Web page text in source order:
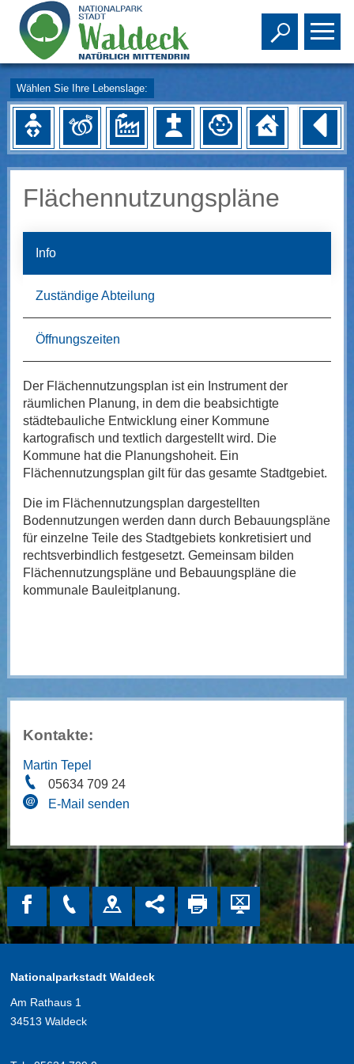
Toggle
Wählen Sie Ihre Lebenslage:
Flächennutzungspläne
Info
Zuständige Abteilung
Öffnungszeiten
Der Flächennutzungsplan ist ein Instrument der
räumlichen Planung, in dem die beabsichtigte
städtebauliche Entwicklung einer Kommune
kartografisch und textlich dargestellt wird. Die
Kommune hat die Planungshoheit. Ein
Flächennutzungsplan gilt für das gesamte Stadtgebiet.
Die im Flächennutzungsplan dargestellten
Bodennutzungen werden dann durch Bebauungspläne
für einzelne Teile des Stadtgebiets konkretisiert und
rechtsverbindlich festgesetzt. Gemeinsam bilden
Flächennutzungspläne und Bebauungspläne die
kommunale Bauleitplanung.
Kontakte:
Martin Tepel
05634 709 24
E-Mail senden
Nationalparkstadt Waldeck
Am Rathaus 1
34513 Waldeck